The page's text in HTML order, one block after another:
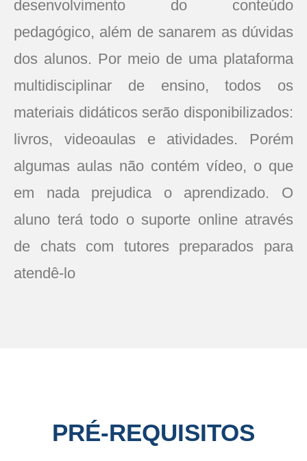
desenvolvimento do conteúdo
pedagógico, além de sanarem as dúvidas
dos alunos. Por meio de uma plataforma
multidisciplinar de ensino, todos os
materiais didáticos serão disponibilizados:
livros, videoaulas e atividades. Porém
algumas aulas não contém vídeo, o que
em nada prejudica o aprendizado. O
aluno terá todo o suporte online através
de chats com tutores preparados para
atendê-lo
PRÉ-REQUISITOS